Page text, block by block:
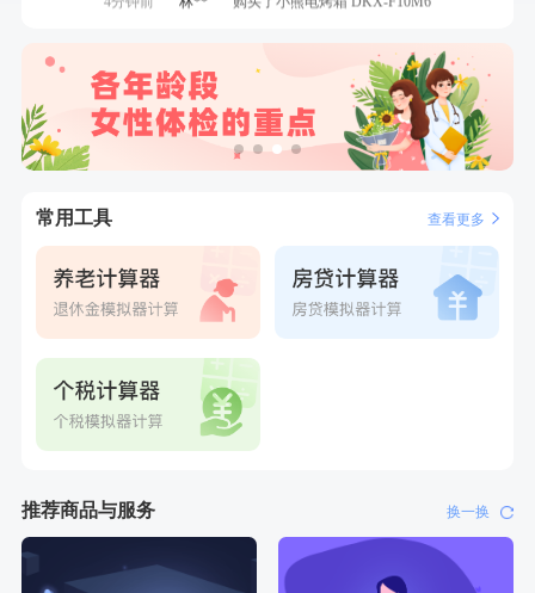
成功预约女性常规体检套餐
7分钟前
江**
成功预约了女性VIP体检套餐
7分钟前
熊**
购买了时尚羽毛球套装ES-YM601
购买了小熊电烤箱 DKX-F10M6
常用工具 查看更多
推荐商品与服务 换一换